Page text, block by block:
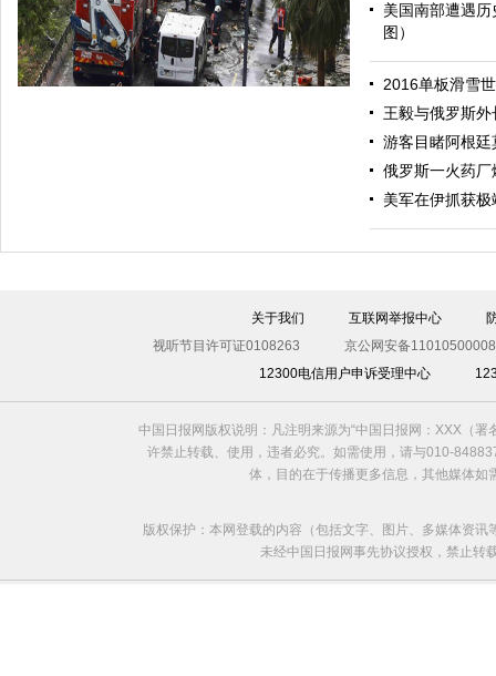
哈里与梅根亮相都柏林街头接受民众欢迎
美国南部遭遇
图）
2016单板滑雪
王毅与俄罗斯
游客目睹阿根
俄罗斯一火药
美军在伊抓获极
关于我们 互联网举报中心
视听节目许可证0108263
京公网安备
12300电信用户申诉受理中心
中国日报网版权说明：凡注明来源为“中国日报网：XXX（
许禁止转载、使用，违者必究。如需使用，请与010-
体，目的在于传播更多信息，其他媒体
版权保护：本网登载的内容（包括文字、图片、多媒体资
未经中国日报网事先协议授权，禁止转